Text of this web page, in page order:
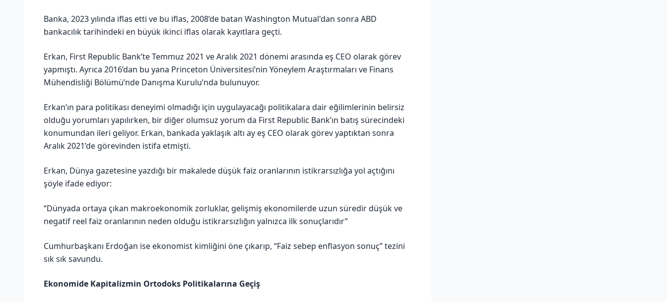
Banka, 2023 yılında iflas etti ve bu iflas, 2008’de batan Washington Mutual'dan sonra ABD
bankacılık tarihindeki en büyük ikinci iflas olarak kayıtlara geçti.
Erkan, First Republic Bank’te Temmuz 2021 ve Aralık 2021 dönemi arasında eş CEO olarak görev
yapmıştı. Ayrıca 2016’dan bu yana Princeton Üniversitesi’nin Yöneylem Araştırmaları ve Finans
Mühendisliği Bölümü’nde Danışma Kurulu’nda bulunuyor.
Erkan’ın para politikası deneyimi olmadığı için uygulayacağı politikalara dair eğilimlerinin belirsiz
olduğu yorumları yapılırken, bir diğer olumsuz yorum da First Republic Bank’ın batış sürecindeki
konumundan ileri geliyor. Erkan, bankada yaklaşık altı ay eş CEO olarak görev yaptıktan sonra
Aralık 2021’de görevinden istifa etmişti.
Erkan, Dünya gazetesine yazdığı bir makalede düşük faiz oranlarının istikrarsızlığa yol açtığını
şöyle ifade ediyor:
“Dünyada ortaya çıkan makroekonomik zorluklar, gelişmiş ekonomilerde uzun süredir düşük ve
negatif reel faiz oranlarının neden olduğu istikrarsızlığın yalnızca ilk sonuçlarıdır”
Cumhurbaşkanı Erdoğan ise ekonomist kimliğini öne çıkarıp, “Faiz sebep enflasyon sonuç” tezini
sık sık savundu.
Ekonomide Kapitalizmin Ortodoks Politikalarına Geçiş